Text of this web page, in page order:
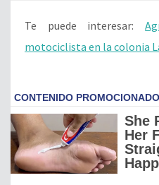
Te puede interesar:
motociclista en la colonia